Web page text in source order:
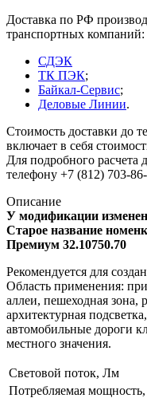
Доставка по РФ
транспортных компаний:
СДЭК
ТК ПЭК;
Байкал-Сервис;
Деловые Линии.
Стоимость доставки до
включает в себя
Для подробного расчета
телефону +7 (812) 703-
Описание
У модификации
Старое название
Премиум 32.10750.70
Рекомендуется для
Область применения:
аллеи, пешеходная зона,
архитектурная
автомобильные дороги
местного значения.
Световой поток, Лм
Потребляемая